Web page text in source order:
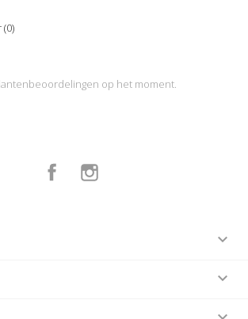
op het moment.
Facebook

